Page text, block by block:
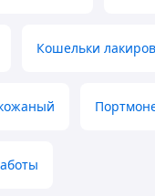
Кошельки